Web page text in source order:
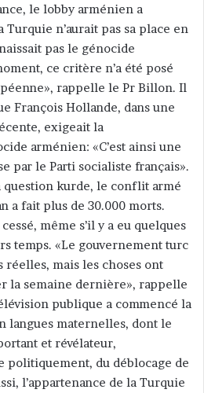
le lobby arménien a
n’aurait pas sa place en
pas le génocide
ce critère n’a été posé
rappelle le Pr Billon. Il
François Hollande, dans une
exigeait la
arménien: «C’est ainsi une
par le Parti socialiste français».
question kurde, le conflit armé
a fait plus de 30.000 morts.
même s’il y a eu quelques
temps. «Le gouvernement turc
réelles, mais les choses ont
la semaine dernière», rappelle
publique a commencé la
langues maternelles, dont le
et révélateur,
politiquement, du déblocage de
l’appartenance de la Turquie